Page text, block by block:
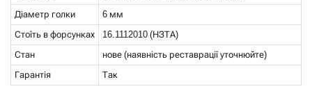
Діаметр голки
6 мм
Стоїть в форсунках
16.1112010 (НЗТА)
Стан
нове (наявність реставрації уточнюйте)
Гарантія
Так